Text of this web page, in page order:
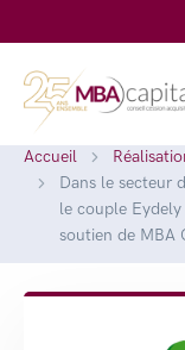
Accueil
Dans le secteur
le couple
soutien de MBA